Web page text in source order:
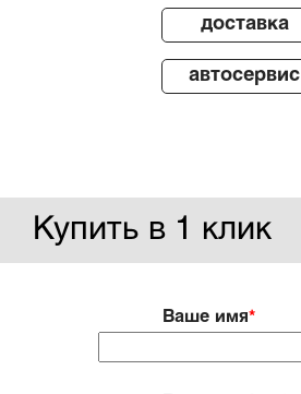
доставка
автосервис
Купить в 1 клик
Ваше имя*